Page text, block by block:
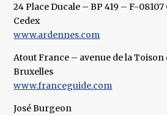
24 Place Ducale – BP 419 – F-
Cedex
www.ardennes.com
Atout France – avenue de la Toison
Bruxelles
www.franceguide.com
José Burgeon